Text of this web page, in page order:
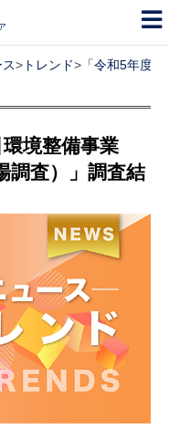
> トレンド> 「令和5年度
境整備事業
調査）」調査結